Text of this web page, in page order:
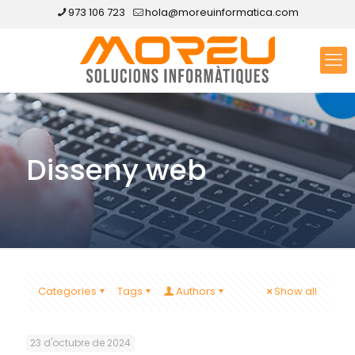
973 106 723 hola@moreuinformatica.com
Disseny web
Categories Tags Authors Show all
23 d'octubre de 2024